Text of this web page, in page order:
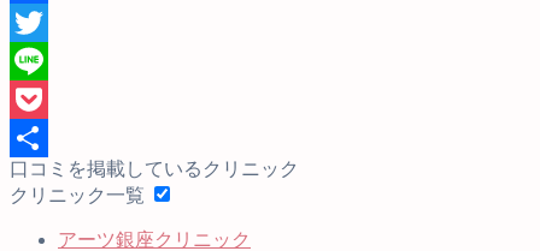
共
口コミを掲載しているクリニック
クリニック一覧
アーツ銀座クリニック